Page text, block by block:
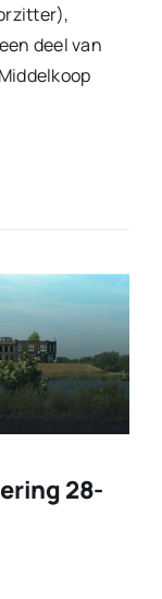
deel van
28-